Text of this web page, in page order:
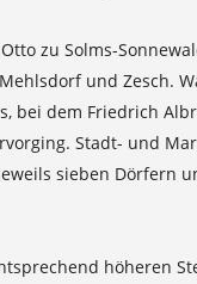
zu Solms-
und Zesch.
bei dem Friedrich
Stadt- und
sieben Dörfern
höheren